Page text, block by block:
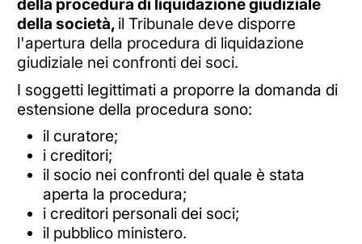
della procedura di liquidazione giudiziale
della società, il Tribunale deve disporre
l'apertura della procedura di liquidazione
giudiziale nei confronti dei soci.
I soggetti legittimati a proporre la domanda di
estensione della procedura sono:
il curatore;
i creditori;
il socio nei confronti del quale è stata
aperta la procedura;
i creditori personali dei soci;
il pubblico ministero.